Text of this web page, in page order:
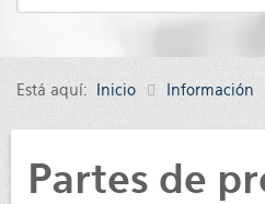
Está aquí: Inicio Información
Partes de